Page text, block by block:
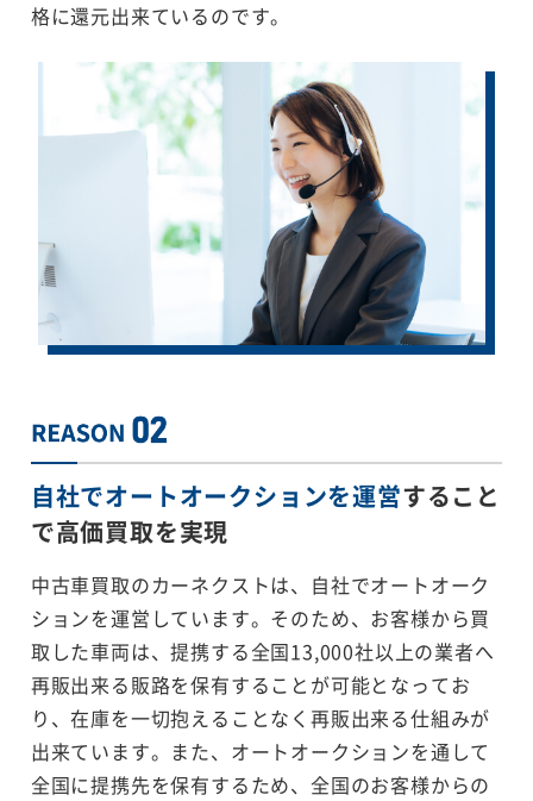
格に還元出来ているのです。
自社でオートオークションを運営すること
で高価買取を実現
中古車買取のカーネクストは、自社でオートオーク
ションを運営しています。そのため、お客様から買
取した車両は、提携する全国13,000社以上の業者へ
再販出来る販路を保有することが可能となってお
り、在庫を一切抱えることなく再販出来る仕組みが
出来ています。また、オートオークションを通して
全国に提携先を保有するため、全国のお客様からの